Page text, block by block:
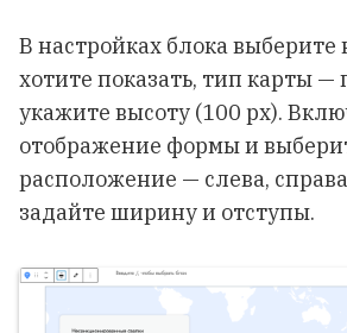
В настройках блока выберите
хотите показать, тип карты —
укажите высоту (100 px).
отображение формы и
расположение — слева,
задайте ширину и отступы.